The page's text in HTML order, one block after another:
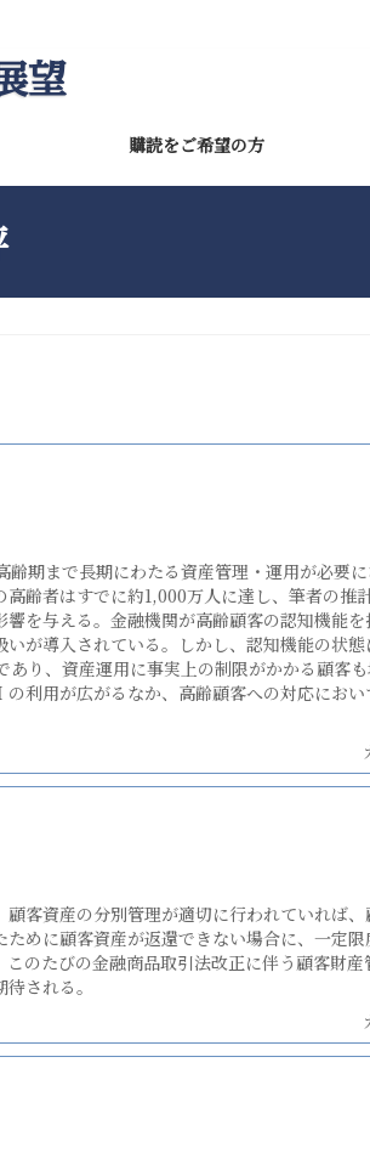
望
購読をご希望の方
期まで長期にわたる資産管理・運用が必要
齢者はすでに約1,000万人に達し、筆者の推
を与える。金融機関が高齢顧客の認知機能
が導入されている。しかし、認知機能の状
り、資産運用に事実上の制限がかかる顧客
利用が広がるなか、高齢顧客への対応にお
客資産の分別管理が適切に行われていれば
めに顧客資産が返還できない場合に、一定
のたびの金融商品取引法改正に伴う顧客財
される。